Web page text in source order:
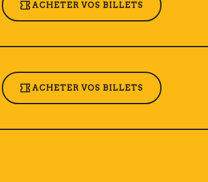
ACHETER VOS BILLETS
ACHETER VOS BILLETS